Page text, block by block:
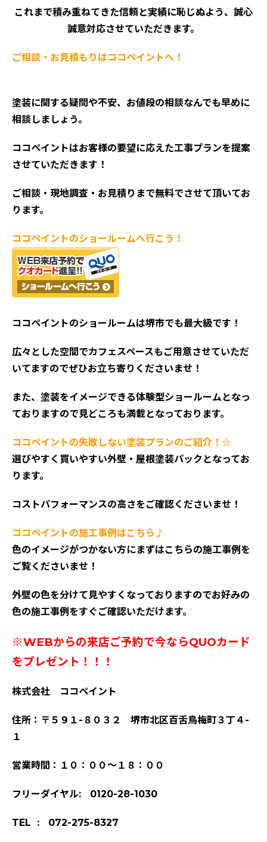
これまで積み重ねてきた信頼と実績に恥じぬよう、誠心
誠意対応させていただきます。
ご相談・お見積もりはココペイントへ！
塗装に関する疑問や不安、お値段の相談なんでも早めに
相談しましょう。
ココペイントはお客様の要望に応えた工事プランを提案
させていただきます！
ご相談・現地調査・お見積りまで無料でさせて頂いてお
ります。
ココペイントのショールームへ行こう！
ココペイントのショールームは堺市でも最大級です！
広々とした空間でカフェスペースもご用意させていただ
いてますのでぜひお立ち寄りくださいませ！
また、塗装をイメージできる体験型ショールームとなっ
ておりますので見どころも満載となっております。
ココペイントの失敗しない塗装プランのご紹介！☆
選びやすく買いやすい外壁・屋根塗装パックとなってお
ります。
コストパフォーマンスの高さをご確認くださいませ！
ココペイントの施工事例はこちら♪
色のイメージがつかない方にまずはこちらの施工事例を
ご覧くださいませ！
外壁の色を分けて見やすくなっておりますのでお好みの
色の施工事例をすぐご確認いただけます。
※WEBからの来店ご予約で今ならQUOカード
をプレゼント！！！
株式会社 ココペイント
住所：〒５９１-８０３２ 堺市北区百舌鳥梅町３丁４-
１
営業時間：１０：００～１８：００
フリーダイヤル: 0120-28-1030
TEL : 072-275-8327